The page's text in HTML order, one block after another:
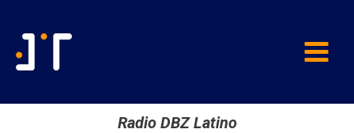
Radio DBZ Latino